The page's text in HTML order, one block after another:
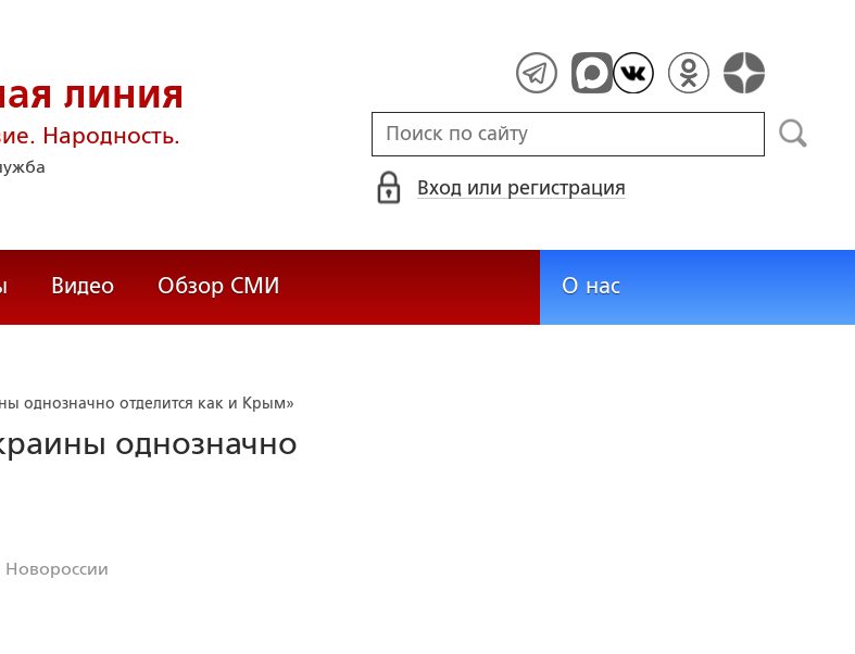
линия
Народность.
Вход или регистрация
Видео Обзор СМИ О нас
однозначно отделится как и Крым»
однозначно
Новороссии